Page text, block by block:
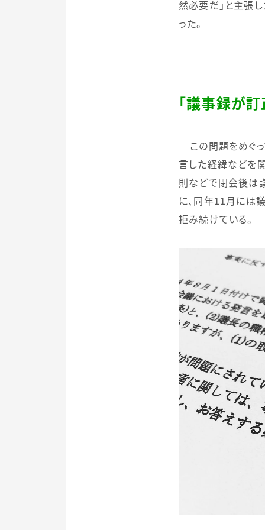
然必要だ」と主張
った。
「議事録が
この問題をめぐ
言した経緯などを
則などで閉会後は
に、同年11月には
拒み続けている。